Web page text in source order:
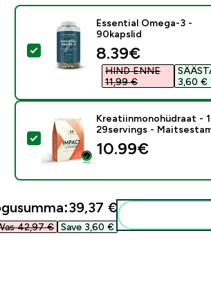
Vali see toode - Essential Omega-
Essential Omega-3 -
90kapslid
discounted
8.39€‎
HIND ENNE
11,99 €‎
3,60 €‎
Vali see toode -
Kreatiinmonohüdraat -
29servings -
10.99€‎
39,37 €‎
42,97 €‎ Save 3,60 €‎